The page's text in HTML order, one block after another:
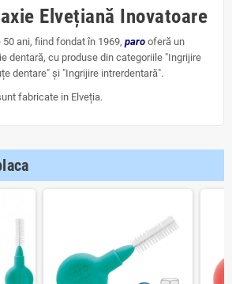
Elvețiană Inovatoare
ani, fiind fondat în 1969, paro oferă un
dentară, cu produse din categoriile "Ingrijire
dentare" și "Ingrijire intrerdentară".
fabricate in Elveția.